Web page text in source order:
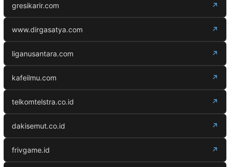
gresikarir.com ↗
www.dirgasatya.com ↗
liganusantara.com ↗
kafeilmu.com ↗
telkomtelstra.co.id ↗
dakisemut.co.id ↗
frivgame.id ↗